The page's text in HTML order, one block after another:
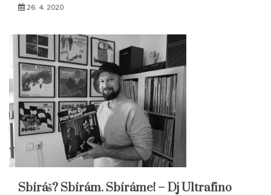
26. 4. 2020
Sbíráš? Sbírám. Sbíráme! – Dj Ultrafino